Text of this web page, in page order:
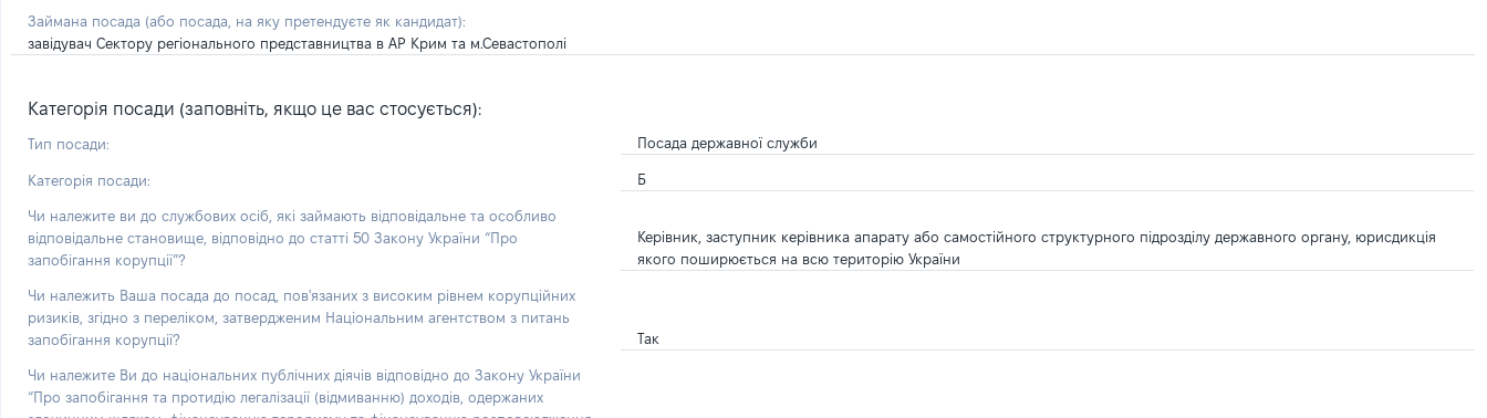
Займана посада (або посада, на яку претендуєте як кандидат):
завідувач Сектору регіонального представництва в АР Крим та м.Севастополі
Категорія посади (заповніть, якщо це вас стосується):
Тип посади: Посада державної служби
Категорія посади: Б
Чи належите ви до службових осіб, які займають відповідальне та особливо
відповідальне становище, відповідно до статті 50 Закону України “Про
запобігання корупції”?
Керівник, заступник керівника апарату або самостійного структурного підрозділу державного органу, юрисдикція
якого поширюється на всю територію України
Чи належить Ваша посада до посад, пов'язаних з високим рівнем корупційних
ризиків, згідно з переліком, затвердженим Національним агентством з питань
запобігання корупції?
Так
Чи належите Ви до національних публічних діячів відповідно до Закону України
“Про запобігання та протидію легалізації (відмиванню) доходів, одержаних